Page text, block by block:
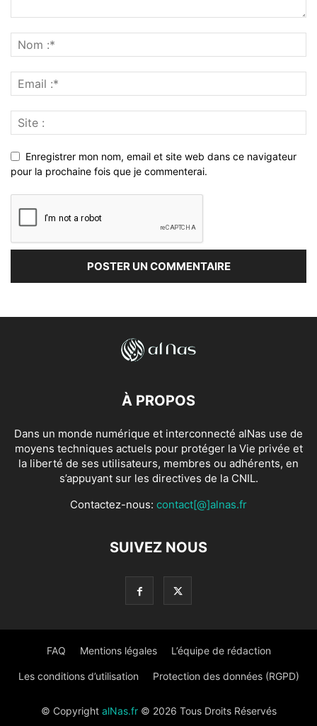
Enregistrer mon nom, email et site web dans ce navigateur
pour la prochaine fois que je commenterai.
À PROPOS
Dans un monde numérique et interconnecté alNas use de
moyens techniques actuels pour protéger la Vie privée et
la liberté de ses utilisateurs, membres ou adhérents, en
s’appuyant sur les directives de la CNIL.
Contactez-nous: contact[@]alnas.fr
SUIVEZ NOUS
FAQ Mentions légales L’équipe de rédaction
Les conditions d’utilisation Protection des données (RGPD)
© Copyright alNas.fr© 2026 Tous Droits Réservés